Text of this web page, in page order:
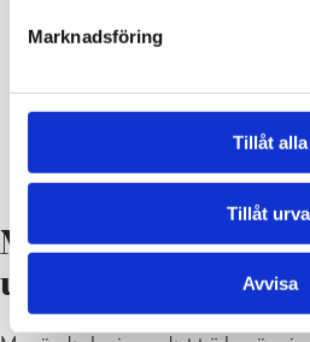
Marknadsföring
Tillåt alla
Tillåt
Avvisa
Till slut presenterades alla
Mycket träd,
ultralokal hälsovård